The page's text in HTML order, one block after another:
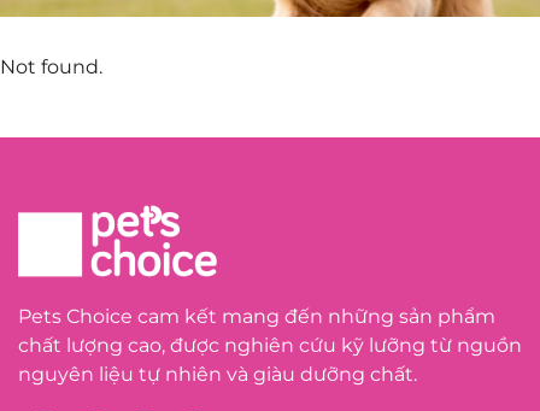
Not found.
Pets Choice cam kết mang đến những sản phẩm
chất lượng cao, được nghiên cứu kỹ lưỡng từ nguồn
nguyên liệu tự nhiên và giàu dưỡng chất.